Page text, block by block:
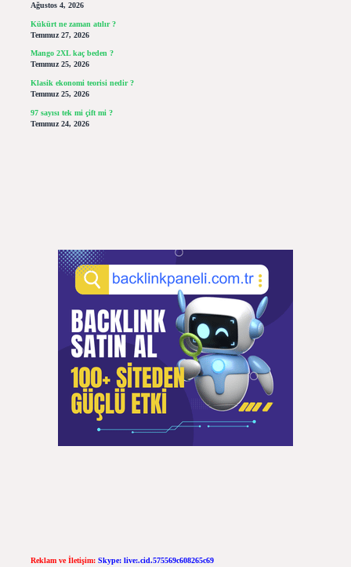
Ağustos 4, 2026
Kükürt ne zaman atılır ?
Temmuz 27, 2026
Mango 2XL kaç beden ?
Temmuz 25, 2026
Klasik ekonomi teorisi nedir ?
Temmuz 25, 2026
97 sayısı tek mi çift mi ?
Temmuz 24, 2026
Reklam ve İletişim: Skype: live:.cid.575569c608265c69